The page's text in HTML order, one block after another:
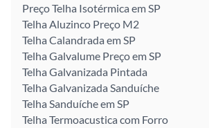
Preço Telha Isotérmica em SP
Telha Aluzinco Preço M2
Telha Calandrada em SP
Telha Galvalume Preço em SP
Telha Galvanizada Pintada
Telha Galvanizada Sanduíche
Telha Sanduíche em SP
Telha Termoacustica com Forro